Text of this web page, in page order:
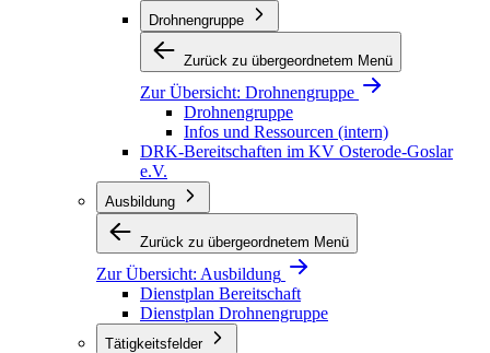
Drohnengruppe
Zurück zu übergeordnetem Menü
Zur Übersicht: Drohnengruppe
Drohnengruppe
Infos und Ressourcen (intern)
DRK-Bereitschaften im KV Osterode-Goslar
e.V.
Ausbildung
Zurück zu übergeordnetem Menü
Zur Übersicht: Ausbildung
Dienstplan Bereitschaft
Dienstplan Drohnengruppe
Tätigkeitsfelder